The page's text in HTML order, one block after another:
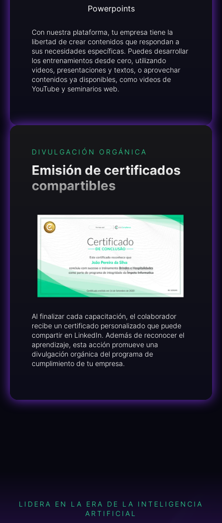
Powerpoints
Con nuestra plataforma, tu empresa tiene la
libertad de crear contenidos que respondan a
sus necesidades específicas. Puedes desarrollar
los entrenamientos desde cero, utilizando
videos, presentaciones y textos, o aprovechar
contenidos ya disponibles, como videos de
YouTube y seminarios web.
DIVULGACIÓN ORGÁNICA
Emisión de certificados
compartibles
Al finalizar cada capacitación, el colaborador
recibe un certificado personalizado que puede
compartir en LinkedIn. Además de reconocer el
aprendizaje, esta acción promueve una
divulgación orgánica del programa de
cumplimiento de tu empresa.
LIDERA EN LA ERA DE LA INTELIGENCIA
ARTIFICIAL